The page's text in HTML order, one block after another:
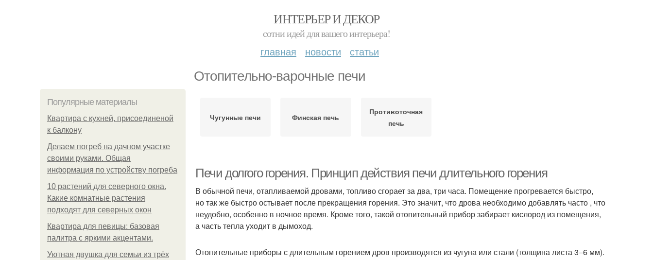
ИНТЕРЬЕР И ДЕКОР
сотни идей для вашего интерьера!
главная новости статьи
Отопительно-варочные печи
Популярные материалы
Квартира с кухней, присоединеной
к балкону
Делаем погреб на дачном участке
своими руками. Общая
информация по устройству погреба
10 растений для северного окна.
Какие комнатные растения
подходят для северных окон
Квартира для певицы: базовая
палитра с яркими акцентами.
Уютная двушка для семьи из трёх
Чугунные печи Финская печь
Противоточная
печь
Печи долгого горения. Принцип действия печи длительного горения
В обычной печи, отапливаемой дровами, топливо сгорает за два, три часа. Помещение прогревается быстро,
но так же быстро остывает после прекращения горения. Это значит, что дрова необходимо добавлять часто , что
неудобно, особенно в ночное время. Кроме того, такой отопительный прибор забирает кислород из помещения,
а часть тепла уходит в дымоход.
Отопительные приборы с длительным горением дров производятся из чугуна или стали (толщина листа 3−6 мм).